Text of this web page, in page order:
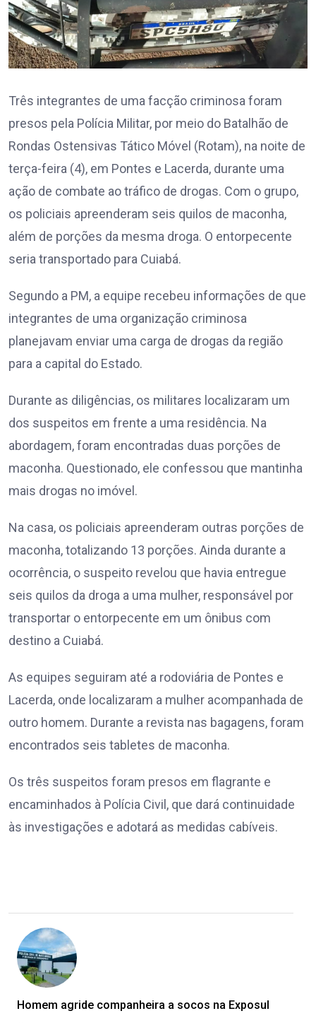
Três integrantes de uma facção criminosa foram
presos pela Polícia Militar, por meio do Batalhão de
Rondas Ostensivas Tático Móvel (Rotam), na noite de
terça-feira (4), em Pontes e Lacerda, durante uma
ação de combate ao tráfico de drogas. Com o grupo,
os policiais apreenderam seis quilos de maconha,
além de porções da mesma droga. O entorpecente
seria transportado para Cuiabá.
Segundo a PM, a equipe recebeu informações de que
integrantes de uma organização criminosa
planejavam enviar uma carga de drogas da região
para a capital do Estado.
Durante as diligências, os militares localizaram um
dos suspeitos em frente a uma residência. Na
abordagem, foram encontradas duas porções de
maconha. Questionado, ele confessou que mantinha
mais drogas no imóvel.
Na casa, os policiais apreenderam outras porções de
maconha, totalizando 13 porções. Ainda durante a
ocorrência, o suspeito revelou que havia entregue
seis quilos da droga a uma mulher, responsável por
transportar o entorpecente em um ônibus com
destino a Cuiabá.
As equipes seguiram até a rodoviária de Pontes e
Lacerda, onde localizaram a mulher acompanhada de
outro homem. Durante a revista nas bagagens, foram
encontrados seis tabletes de maconha.
Os três suspeitos foram presos em flagrante e
encaminhados à Polícia Civil, que dará continuidade
às investigações e adotará as medidas cabíveis.
Homem agride companheira a socos na Exposul